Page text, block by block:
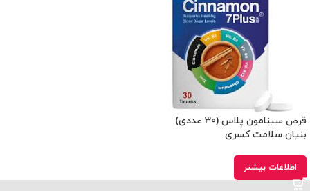
قرص سینامون پلاس (30 عددی)
بنیان سلامت کسری
اطلاعات بیشتر